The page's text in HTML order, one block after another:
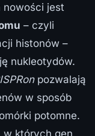
nowości jest
– czyli
histonów –
nukleotydów.
pozwalają
w sposób
potomne.
w których gen